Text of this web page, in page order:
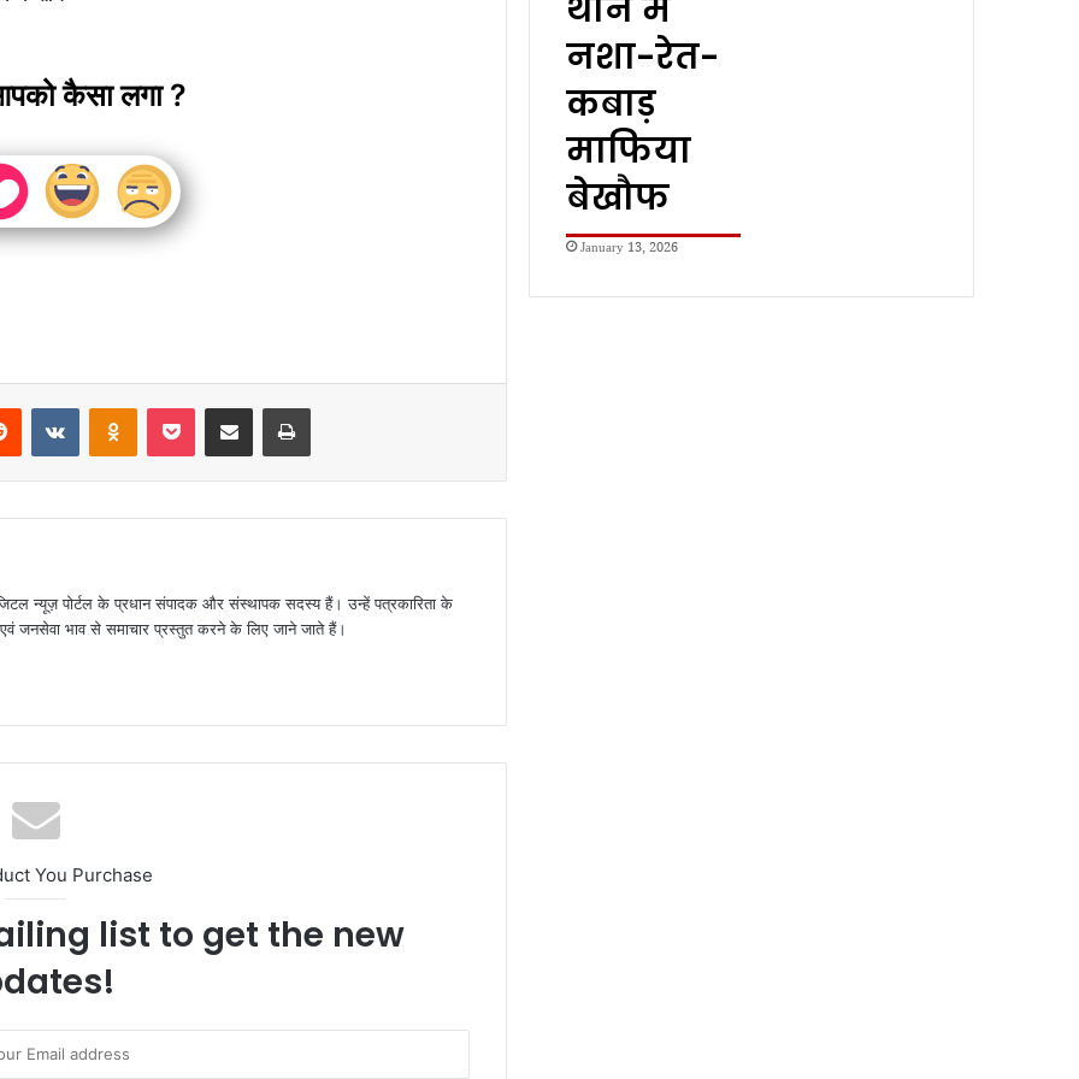
कैसा लगा ?
Reddit VKontakteOdnoklassniki
Pocket Share via Email Print
न्यूज़ पोर्टल के प्रधान संपादक और संस्थापक सदस्य हैं। उन्हें पत्रकारिता के
एवं जनसेवा भाव से समाचार प्रस्तुत करने के लिए जाने जाते हैं।
You Purchase
list to get the new
थाने में
नशा-रेत-
कबाड़
माफिया
बेखौफ
January 13, 2026